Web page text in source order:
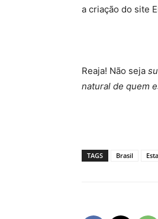
a criação do site
Reaja! Não seja
natural de quem
TAGS Brasil